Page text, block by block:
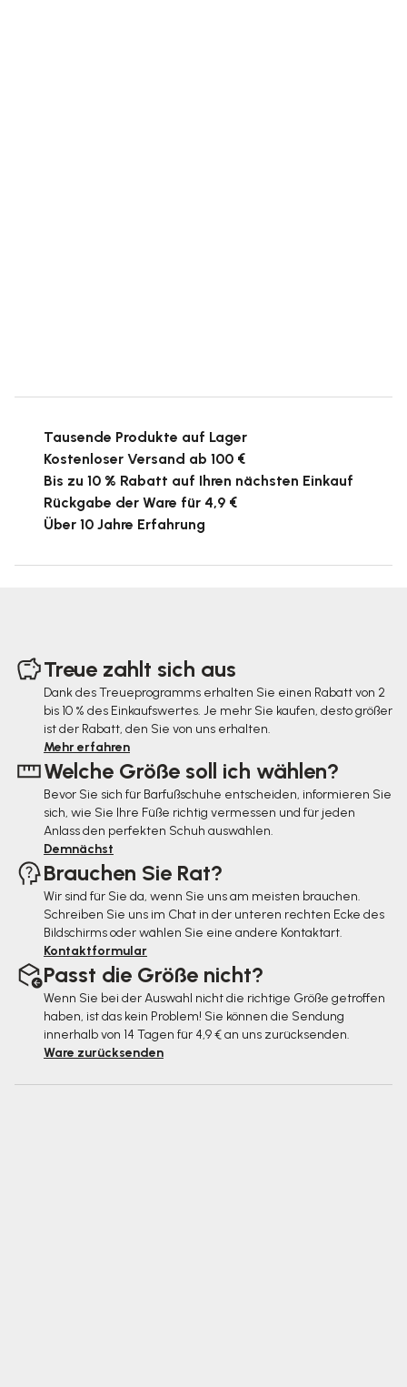
Tausende Produkte auf Lager
Kostenloser Versand ab 100 €
Bis zu 10 % Rabatt auf Ihren nächsten Einkauf
Rückgabe der Ware für 4,9 €
Über 10 Jahre Erfahrung
Treue zahlt sich aus
Dank des Treueprogramms erhalten Sie einen Rabatt von 2
bis 10 % des Einkaufswertes. Je mehr Sie kaufen, desto größer
ist der Rabatt, den Sie von uns erhalten.
Mehr erfahren
Welche Größe soll ich wählen?
Bevor Sie sich für Barfußschuhe entscheiden, informieren Sie
sich, wie Sie Ihre Füße richtig vermessen und für jeden
Anlass den perfekten Schuh auswählen.
Demnächst
Brauchen Sie Rat?
Wir sind für Sie da, wenn Sie uns am meisten brauchen.
Schreiben Sie uns im Chat in der unteren rechten Ecke des
Bildschirms oder wählen Sie eine andere Kontaktart.
Kontaktformular
Passt die Größe nicht?
Wenn Sie bei der Auswahl nicht die richtige Größe getroffen
haben, ist das kein Problem! Sie können die Sendung
innerhalb von 14 Tagen für 4,9 € an uns zurücksenden.
Ware zurücksenden